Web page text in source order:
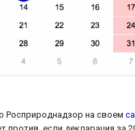
Росприроднадзор на своем